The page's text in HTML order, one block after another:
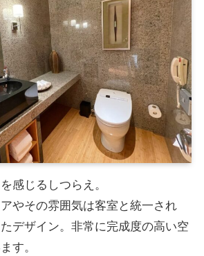
感じるしつらえ。
やその雰囲気は客室と統一され
デザイン。非常に完成度の高い空
す。